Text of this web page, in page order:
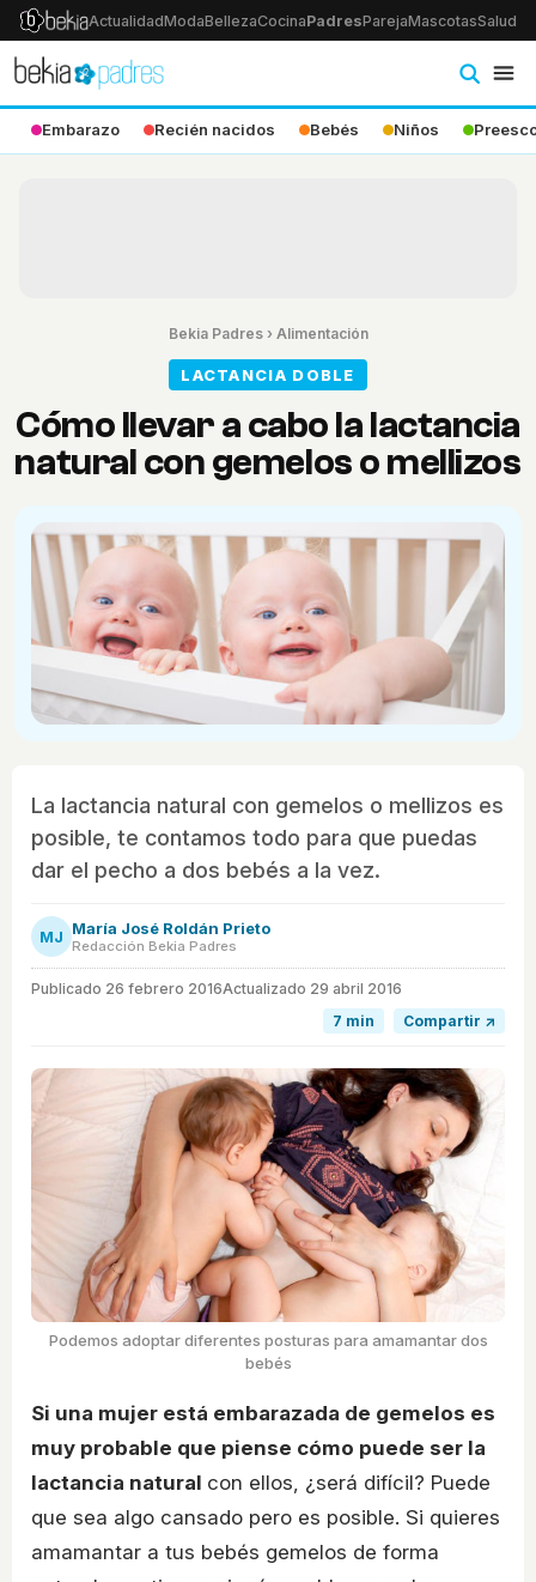
ActualidadModaBellezaCocinaPadresParejaMascotasSalud
Embarazo Recién nacidos Bebés Niños
Bekia Padres› Alimentación
LACTANCIA DOBLE
Cómo llevar a cabo la lactancia
natural con gemelos o mellizos
La lactancia natural con gemelos o mellizos es
posible, te contamos todo para que puedas
dar el pecho a dos bebés a la vez.
MJ María José Roldán Prieto
Redacción Bekia Padres
Publicado 26 febrero 2016Actualizado 29 abril 2016
7 min
Compartir ↗
Podemos adoptar diferentes posturas para amamantar dos
bebés
Si una mujer está embarazada de gemelos es
muy probable que piense cómo puede ser la
lactancia natural con ellos, ¿será difícil? Puede
que sea algo cansado pero es posible. Si quieres
amamantar a tus bebés gemelos de forma